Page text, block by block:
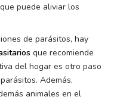
puede aliviar los
de parásitos, hay
que recomiende
del hogar es otro paso
Además,
animales en el